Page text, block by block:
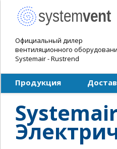
Официальный дилер
вентиляционного
Systemair - Rustrend
Продукция